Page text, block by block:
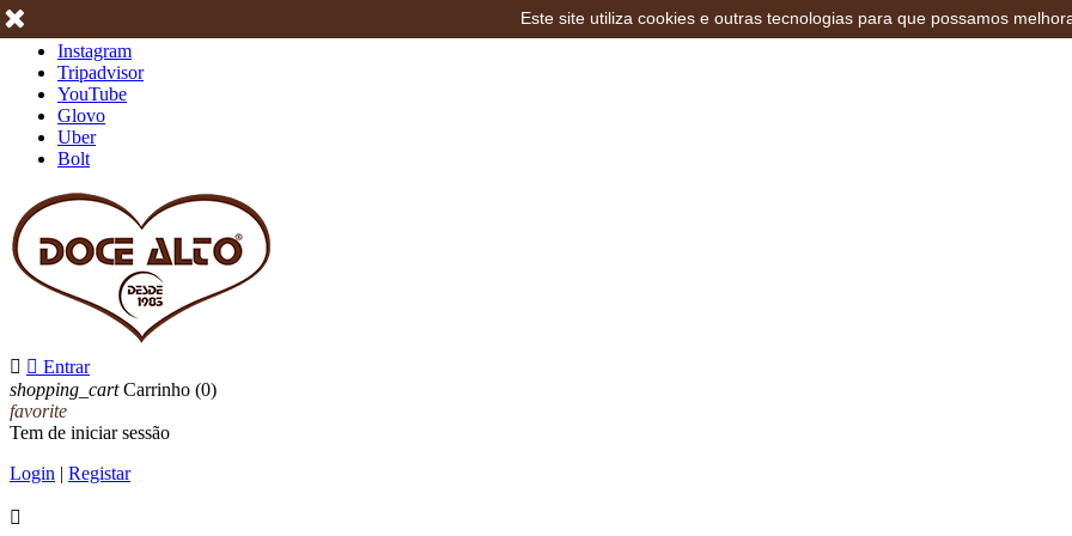
Instagram
Tripadvisor
YouTube
Glovo
Uber
Bolt
  Entrar
shopping_cart Carrinho (0)
favorite
Tem de iniciar sessão
Login | Registar

Este site utiliza cookies e outras tecnologias para que possamos